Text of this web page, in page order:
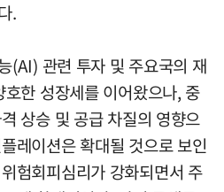
.
(AI) 관련 투자 및 주요국의 재
한 성장세를 이어왔으나, 중
상승 및 공급 차질의 영향으
레이션은 확대될 것으로 보인
험회피심리가 강화되면서 주